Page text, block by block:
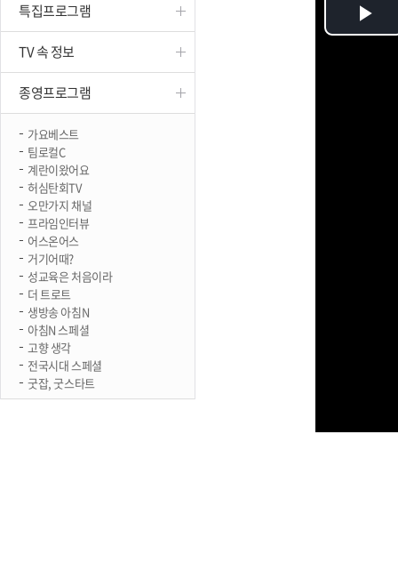
특집프로그램
TV 속 정보
종영프로그램
가요베스트
팀로컬C
계란이왔어요
허심탄회TV
오만가지 채널
프라임인터뷰
어스온어스
거기어때?
성교육은 처음이라
더 트로트
생방송 아침N
아침N 스페셜
고향 생각
전국시대 스페셜
굿잡, 굿스타트